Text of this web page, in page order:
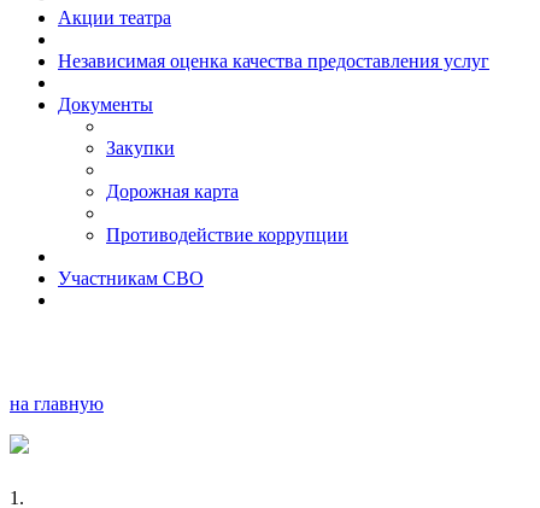
Акции театра
Независимая оценка качества предоставления услуг
Документы
Закупки
Дорожная карта
Противодействие коррупции
Участникам СВО
на главную